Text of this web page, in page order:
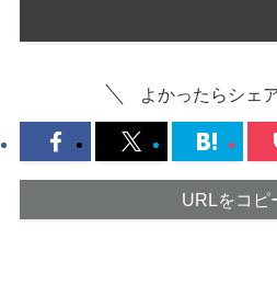
よかったらシェ
URLをコピ